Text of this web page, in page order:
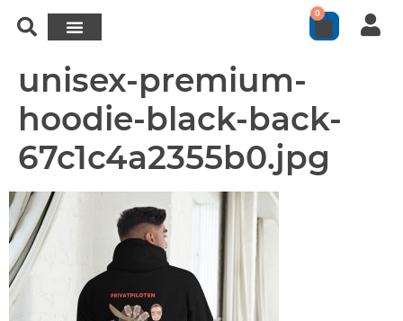
0
unisex-premium-
hoodie-black-back-
67c1c4a2355b0.jpg